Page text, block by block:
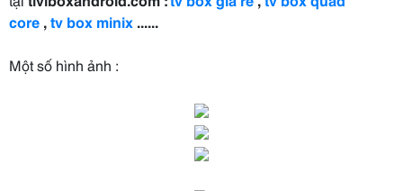
core ,tv box minix ......
Một số hình ảnh :